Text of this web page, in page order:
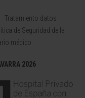
Tratamiento datos
de Seguridad de la
médico
2026